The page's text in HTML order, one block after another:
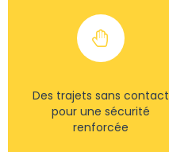
Des trajets sans contact
pour une sécurité
renforcée